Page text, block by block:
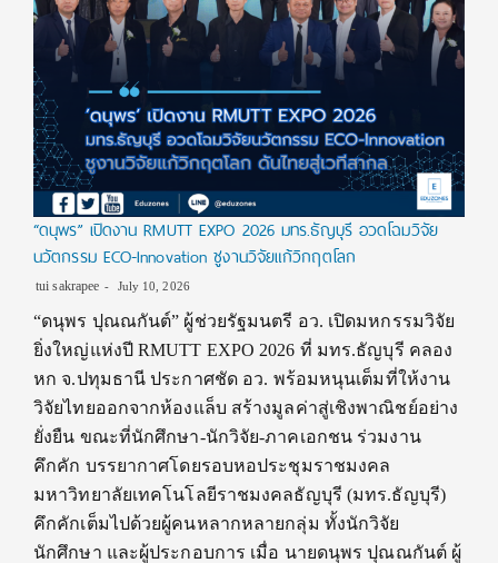
“ดนุพร” เปิดงาน RMUTT EXPO 2026 มทร.ธัญบุรี อวดโฉมวิจัย
นวัตกรรม ECO-Innovation ชูงานวิจัยแก้วิกฤตโลก
tui sakrapee July 10, 2026
“ดนุพร ปุณณกันต์” ผู้ช่วยรัฐมนตรี อว. เปิดมหกรรมวิจัย
ยิ่งใหญ่แห่งปี RMUTT EXPO 2026 ที่ มทร.ธัญบุรี คลอง
หก จ.ปทุมธานี ประกาศชัด อว. พร้อมหนุนเต็มที่ให้งาน
วิจัยไทยออกจากห้องแล็บ สร้างมูลค่าสู่เชิงพาณิชย์อย่าง
ยั่งยืน ขณะที่นักศึกษา-นักวิจัย-ภาคเอกชน ร่วมงาน
คึกคัก บรรยากาศโดยรอบหอประชุมราชมงคล
มหาวิทยาลัยเทคโนโลยีราชมงคลธัญบุรี (มทร.ธัญบุรี)
คึกคักเต็มไปด้วยผู้คนหลากหลายกลุ่ม ทั้งนักวิจัย
นักศึกษา และผู้ประกอบการ เมื่อ นายดนุพร ปุณณกันต์ ผู้